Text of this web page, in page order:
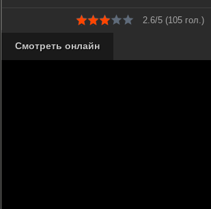
2.6/5 (105гол.)
Смотреть онлайн